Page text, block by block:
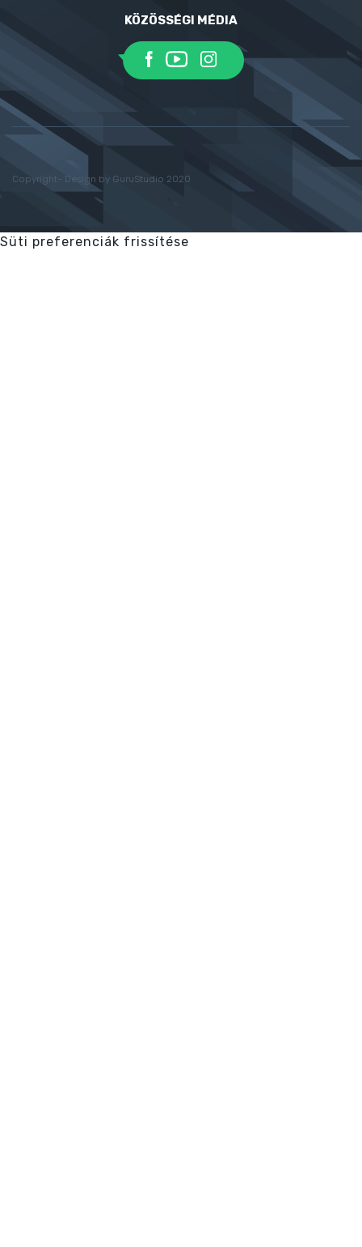
KÖZÖSSÉGI MÉDIA
Copyright- Design by GuruStudio 2020
Süti preferenciák frissítése